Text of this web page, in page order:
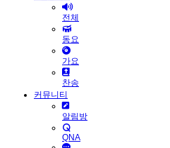
전체
동요
가요
찬송
커뮤니티
알림방
QNA